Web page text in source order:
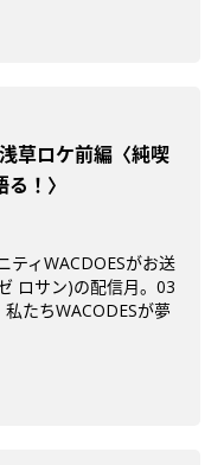
草ロケ前編〈純喫
！〉
ティWACDOESがお送
ロサン)の配信月。03
たちWACODESが夢